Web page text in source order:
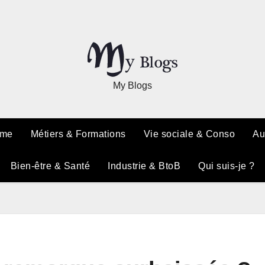
My Blogs
Métiers & Formations Vie sociale & Conso
Bien-être & Santé Industrie & BtoB Qui suis-je ?